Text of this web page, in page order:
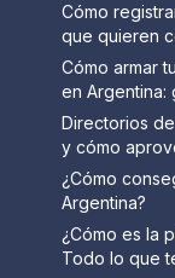
Cómo
que quieren
Cómo armar
en Argentina:
Directorios
y cómo
¿Cómo
Argentina?
¿Cómo es la
Todo lo que